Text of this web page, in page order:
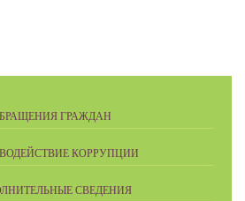
ГРАЖДАН
КОРРУПЦИИ
СВЕДЕНИЯ